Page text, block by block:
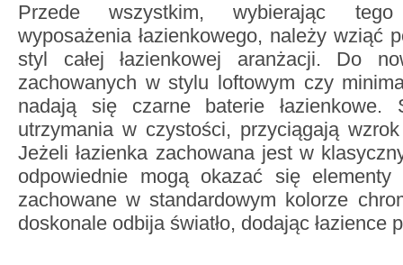
Przede wszystkim, wybierając
wyposażenia łazienkowego, należy wziąć
styl całej łazienkowej aranżacji. Do
zachowanych w stylu loftowym czy
nadają się czarne baterie łazienkowe.
utrzymania w czystości, przyciągają
Jeżeli łazienka zachowana jest w
odpowiednie mogą okazać się elementy
zachowane w standardowym kolorze
doskonale odbija światło, dodając łazience